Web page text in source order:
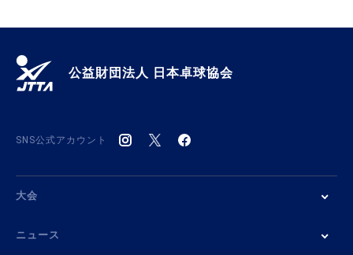
公益財団法人 日本卓球協会
SNS公式アカウント
大会
ニュース